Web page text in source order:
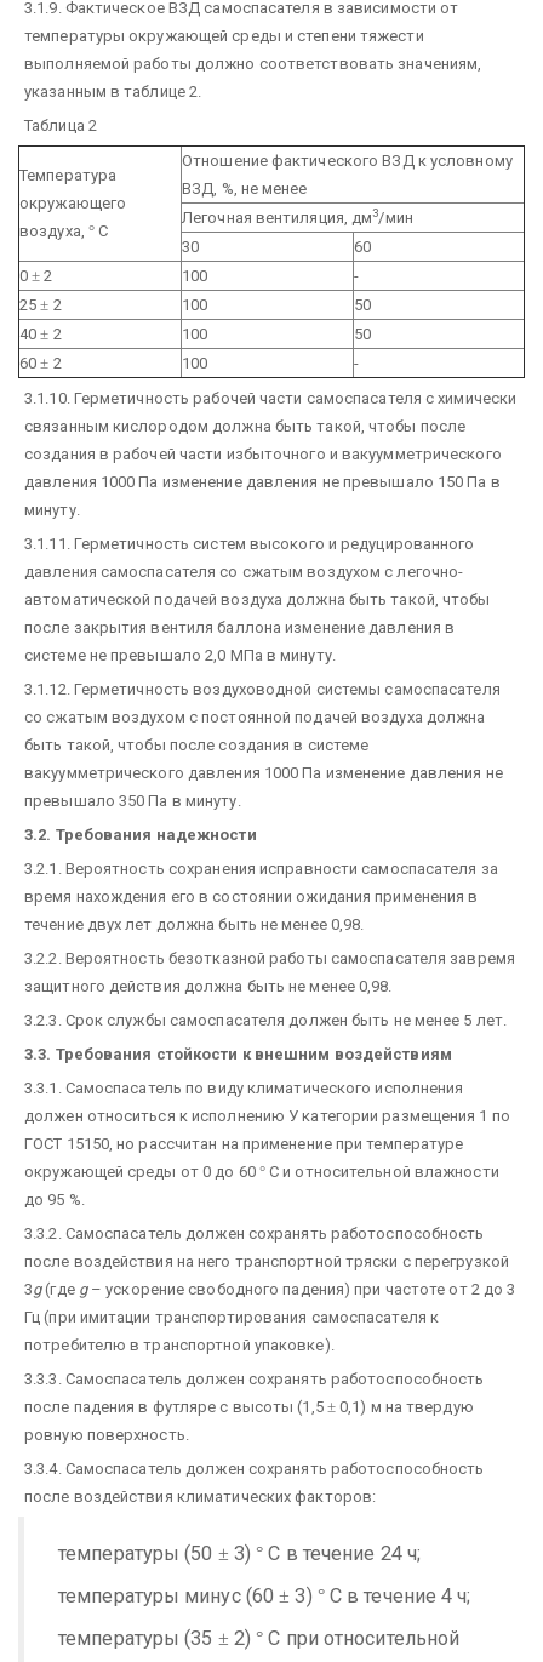
3.1.9. Фактическое ВЗД самоспасателя в зависимости от
температуры окружающей cреды и степени тяжести
выполняемой работы должно соответствовать значениям,
указанным в таблице 2.
Таблица 2
Температура
окружающего
воздуха, ° С
Отношение фактического ВЗД к условному
ВЗД, %, не менее
Легочная вентиляция, дм3/мин
30
60
0± 2 100
-
25± 2 100
50
40± 2 100
50
60± 2 100
-
3.1.10. Герметичность рабочей части самоспасателя с химически
связанным кислородом должна быть такой, чтобы после
создания в рабочей части избыточного и вакуумметрического
давления 1000 Па изменение давления не превышало 150 Па в
минуту.
3.1.11. Герметичность систем высокого и редуцированного
давления самоспасателя со сжатым воздухом с легочно-
автоматической подачей воздуха должна быть такой, чтобы
после закрытия вентиля баллона изменение давления в
системе не превышало 2,0 МПа в минуту.
3.1.12. Герметичность воздуховодной системы самоспасателя
со сжатым воздухом с постоянной подачей воздуха должна
быть такой, чтобы после создания в системе
вакуумметрического давления 1000 Па изменение давления не
превышало 350 Па в минуту.
3.2. Требования надежности
3.2.1. Вероятность сохранения исправности самоспасателя за
время нахождения его в состоянии ожидания применения в
течение двух лет должна быть не менее 0,98.
3.2.2. Вероятность безотказной работы самоспасателя завремя
защитного действия должна быть не менее 0,98.
3.2.3. Срок службы самоспасателя должен быть не менее 5 лет.
3.3. Требования стойкости к внешним воздействиям
3.3.1. Самоспасатель по виду климатического исполнения
должен относиться к исполнению У категории размещения 1 по
ГОСТ 15150, но рассчитан на применение при температуре
окружающей среды от 0 до 60 °С и относительной влажности
до 95 %.
3.3.2. Самоспасатель должен сохранять работоспособность
после воздействия на него транспортной тряски с перегрузкой
3g(где g– ускорение свободного падения) при частоте от 2 до 3
Гц (при имитации транспортирования самоспасателя к
потребителю в транспортной упаковке).
3.3.3. Самоспасатель должен сохранять работоспособность
после падения в футляре с высоты (1,5 ±0,1) м на твердую
ровную поверхность.
3.3.4. Самоспасатель должен сохранять работоспособность
после воздействия климатических факторов:
температуры (50 ± 3) ° С в течение 24 ч;
температуры минус (60± 3) °С в течение 4 ч;
температуры (35 ± 2) ° С при относительной